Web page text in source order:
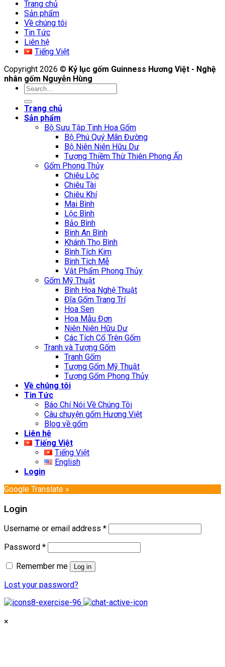
Trang chủ
Sản phẩm
Về chúng tôi
Tin Tức
Liên hệ
Tiếng Việt
Copyright 2026 © Kỷ lục gốm Guinness Hương Việt - Nghệ
nhân gốm Nguyễn Hùng
Search
for:
Trang chủ
Sản phẩm
Bộ Sưu Tập Tinh Hoa Gốm
Bộ Phú Quý Mãn Đường
Bộ Niên Niên Hữu Dư
Tượng Thiềm Thừ Thiên Phong Ấn
Gốm Phong Thủy
Chiêu Lộc
Chiêu Tài
Chiêu Khí
Mai Bình
Lộc Bình
Bảo Bình
Bình An Bình
Khánh Thọ Bình
Bình Tích Kim
Bình Tích Mễ
Vật Phẩm Phong Thủy
Gốm Mỹ Thuật
Bình Hoa Nghệ Thuật
Đĩa Gốm Trang Trí
Hoa Sen
Hoa Mẫu Đơn
Niên Niên Hữu Dư
Các Tích Cổ Trên Gốm
Tranh và Tượng Gốm
Tranh Gốm
Tượng Gốm Mỹ Thuật
Tượng Gốm Phong Thủy
Về chúng tôi
Tin Tức
Báo Chí Nói Về Chúng Tôi
Câu chuyện gốm Hương Việt
Blog về gốm
Liên hệ
Tiếng Việt
Tiếng Việt
English
Login
Google Translate »
Login
Username or email address *
Password *
Remember me
Log in
Lost your password?
×